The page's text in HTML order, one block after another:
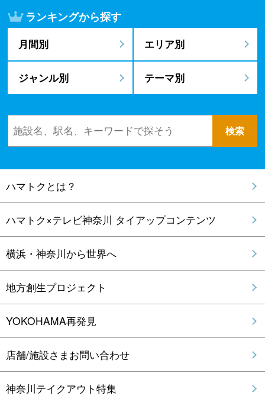
ランキングから探す
月間別 エリア別
ジャンル別 テーマ別
ハマトクとは？
ハマトク×テレビ神奈川 タイアップコンテンツ
横浜・神奈川から世界へ
地方創生プロジェクト
YOKOHAMA再発見
店舗/施設さまお問い合わせ
神奈川テイクアウト特集